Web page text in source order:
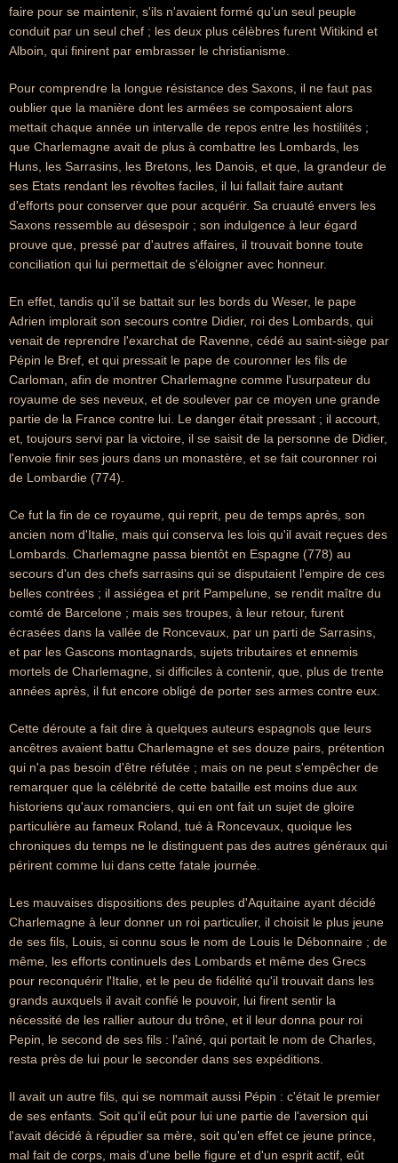
faire pour se maintenir, s'ils n'avaient formé qu'un seul peuple
conduit par un seul chef ; les deux plus célèbres furent Witikind et
Alboin, qui finirent par embrasser le christianisme.
Pour comprendre la longue résistance des Saxons, il ne faut pas
oublier que la manière dont les armées se composaient alors
mettait chaque année un intervalle de repos entre les hostilités ;
que Charlemagne avait de plus à combattre les Lombards, les
Huns, les Sarrasins, les Bretons, les Danois, et que, la grandeur de
ses Etats rendant les révoltes faciles, il lui fallait faire autant
d'efforts pour conserver que pour acquérir. Sa cruauté envers les
Saxons ressemble au désespoir ; son indulgence à leur égard
prouve que, pressé par d'autres affaires, il trouvait bonne toute
conciliation qui lui permettait de s'éloigner avec honneur.
En effet, tandis qu'il se battait sur les bords du Weser, le pape
Adrien implorait son secours contre Didier, roi des Lombards, qui
venait de reprendre l'exarchat de Ravenne, cédé au saint-siège par
Pépin le Bref, et qui pressait le pape de couronner les fils de
Carloman, afin de montrer Charlemagne comme l'usurpateur du
royaume de ses neveux, et de soulever par ce moyen une grande
partie de la France contre lui. Le danger était pressant ; il accourt,
et, toujours servi par la victoire, il se saisit de la personne de Didier,
l'envoie finir ses jours dans un monastère, et se fait couronner roi
de Lombardie (774).
Ce fut la fin de ce royaume, qui reprit, peu de temps après, son
ancien nom d'Italie, mais qui conserva les lois qu'il avait reçues des
Lombards. Charlemagne passa bientôt en Espagne (778) au
secours d'un des chefs sarrasins qui se disputaient l'empire de ces
belles contrées ; il assiégea et prit Pampelune, se rendit maître du
comté de Barcelone ; mais ses troupes, à leur retour, furent
écrasées dans la vallée de Roncevaux, par un parti de Sarrasins,
et par les Gascons montagnards, sujets tributaires et ennemis
mortels de Charlemagne, si difficiles à contenir, que, plus de trente
années après, il fut encore obligé de porter ses armes contre eux.
Cette déroute a fait dire à quelques auteurs espagnols que leurs
ancêtres avaient battu Charlemagne et ses douze pairs, prétention
qui n'a pas besoin d'être réfutée ; mais on ne peut s'empêcher de
remarquer que la célébrité de cette bataille est moins due aux
historiens qu'aux romanciers, qui en ont fait un sujet de gloire
particulière au fameux Roland, tué à Roncevaux, quoique les
chroniques du temps ne le distinguent pas des autres généraux qui
périrent comme lui dans cette fatale journée.
Les mauvaises dispositions des peuples d'Aquitaine ayant décidé
Charlemagne à leur donner un roi particulier, il choisit le plus jeune
de ses fils, Louis, si connu sous le nom de Louis le Débonnaire ; de
même, les efforts continuels des Lombards et même des Grecs
pour reconquérir l'Italie, et le peu de fidélité qu'il trouvait dans les
grands auxquels il avait confié le pouvoir, lui firent sentir la
nécessité de les rallier autour du trône, et il leur donna pour roi
Pepin, le second de ses fils : l'aîné, qui portait le nom de Charles,
resta près de lui pour le seconder dans ses expéditions.
Il avait un autre fils, qui se nommait aussi Pépin : c'était le premier
de ses enfants. Soit qu'il eût pour lui une partie de l'aversion qui
l'avait décidé à répudier sa mère, soit qu'en effet ce jeune prince,
mal fait de corps, mais d'une belle figure et d'un esprit actif, eût